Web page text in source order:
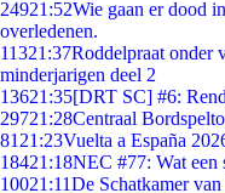
24921:52Wie gaan er dood
overledenen.
11321:37Roddelpraat onder
minderjarigen deel 2
13621:35[DRT SC] #6:
29721:28Centraal
81 21:23Vuelta a España
18421:18NEC #77: Wat een
10021:11De Schatkamer